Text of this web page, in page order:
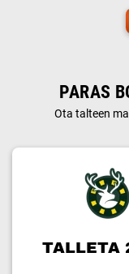
PARAS
Ota talteen
TALLETA